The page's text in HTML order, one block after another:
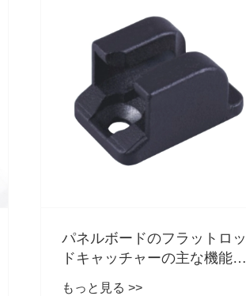
パネルボードのフラットロッ
ドキャッチャーの主な機能は
何ですか？
もっと見る >>